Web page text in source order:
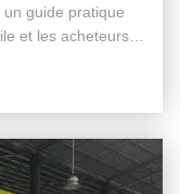
guide pratique
et les acheteurs